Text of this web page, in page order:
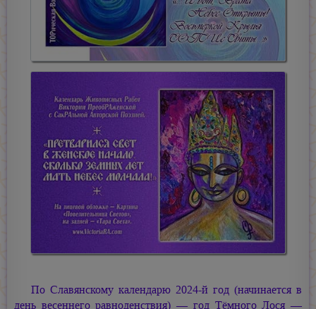
По Славянскому календарю 2024-й год (начинается в
день весеннего равноденствия) — год Тёмного Лося —